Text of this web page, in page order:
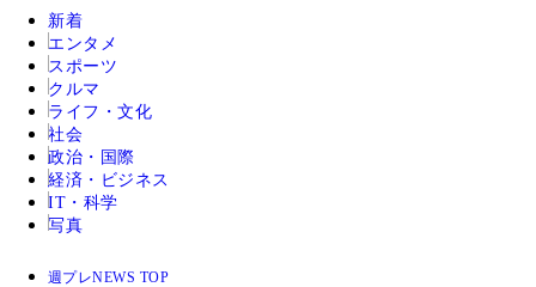
新着
エンタメ
スポーツ
クルマ
ライフ・文化
社会
政治・国際
経済・ビジネス
IT・科学
写真
週プレNEWS TOP